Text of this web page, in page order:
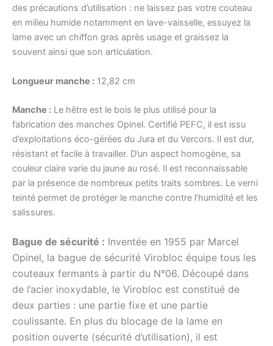
des précautions d’utilisation : ne laissez pas votre couteau
en milieu humide notamment en lave-vaisselle, essuyez la
lame avec un chiffon gras après usage et graissez la
souvent ainsi que son articulation.
Longueur manche : 12,82 cm
Manche : Le hêtre est le bois le plus utilisé pour la
fabrication des manches Opinel. Certifié PEFC, il est issu
d’exploitations éco-gérées du Jura et du Vercors. Il est dur,
résistant et facile à travailler. D’un aspect homogène, sa
couleur claire varie du jaune au rosé. Il est reconnaissable
par la présence de nombreux petits traits sombres. Le verni
teinté permet de protéger le manche contre l’humidité et les
salissures.
Bague de sécurité : Inventée en 1955 par Marcel
Opinel, la bague de sécurité Virobloc équipe tous les
couteaux fermants à partir du N°06. Découpé dans
de l’acier inoxydable, le Virobloc est constitué de
deux parties : une partie fixe et une partie
coulissante. En plus du blocage de la lame en
position ouverte (sécurité d’utilisation), il est